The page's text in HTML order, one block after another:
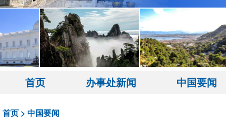
首页 办事处新闻 中国要闻
首页 > 中国要闻